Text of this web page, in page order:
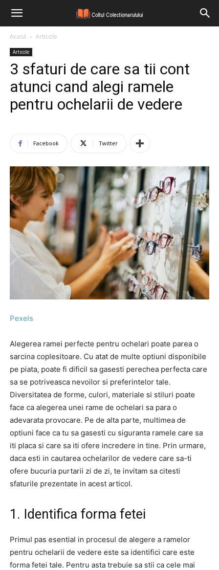
Acasă Articole
Articole
3 sfaturi de care sa tii cont
atunci cand alegi ramele
pentru ochelarii de vedere
Facebook Twitter
Pexels
Alegerea ramei perfecte pentru ochelari poate parea o
sarcina coplesitoare. Cu atat de multe optiuni disponibile
pe piata, poate fi dificil sa gasesti perechea perfecta care
sa se potriveasca nevoilor si preferintelor tale.
Diversitatea de forme, culori, materiale si stiluri poate
face ca alegerea unei rame de ochelari sa para o
adevarata provocare. Pe de alta parte, multimea de
optiuni face ca tu sa gasesti cu siguranta ramele care sa
iti placa si care sa iti ofere incredere in tine. Prin urmare,
daca esti in cautarea ochelarilor de vedere care sa-ti
ofere bucuria purtarii zi de zi, te invitam sa citesti
sfaturile prezentate in acest articol.
1. Identifica forma fetei
Primul pas esential in procesul de alegere a ramelor
pentru ochelarii de vedere este sa identifici care este
forma fetei tale. Pentru asta trebuie sa stii ca cele mai